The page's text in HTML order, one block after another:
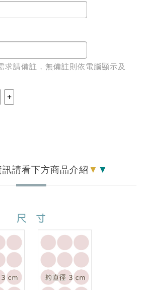
求請備註，無備註則依電腦顯示及
請看下方商品介紹 ▼ ▼